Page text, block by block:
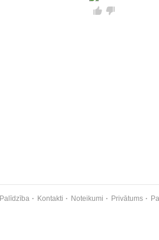
Palīdzība Kontakti Noteikumi Privātums